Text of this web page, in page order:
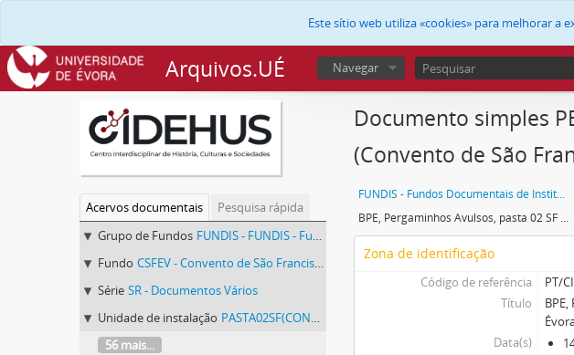
Este sítio web utiliza «cookies» para melhorar a
Arquivos.UÉ Navegar
Acervos documentais
Pesquisa rápida
Grupo de Fundos FUNDIS - FUNDIS - Fundos Documentais de Instituições do Sul
Fundo CSFEV - Convento de São Francisco de Évora
Série SR - Documentos Vários
Unidade de instalação PASTA02SF(CONVENTODESÃOFRANCISCODEÉVORA) - Pergaminhos Avulsos, pasta 02 SF (Convento de São Francisco de Évora).
56 mais...
Documento simples
(Convento de São
FUNDIS - Fundos Documentais de Instituições do Sul
BPE, Pergaminhos Avulsos, pasta 02 SF (Convento de São Francisco de Évora), peça 048
Zona de identificação
Código de referência
PT/
Título
Data(s)